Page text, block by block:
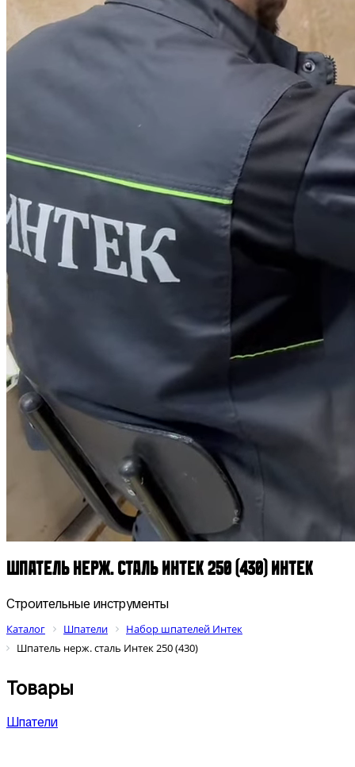
Шпатель нерж. сталь Интек 250 (430) ИНТЕК
Строительные инструменты
Каталог
Шпатели
Набор шпателей Интек
Шпатель нерж. сталь Интек 250 (430)
Товары
Шпатели